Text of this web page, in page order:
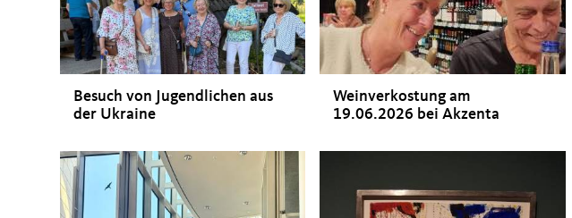
Besuch von Jugendlichen aus
der Ukraine
Weinverkostung am
19.06.2026 bei Akzenta